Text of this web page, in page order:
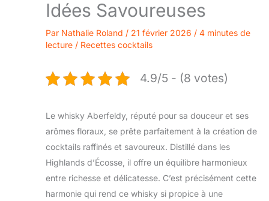
Idées Savoureuses
Par Nathalie Roland / 21 février 2026 / 4 minutes de
lecture / Recettes cocktails
4.9/5 - (8 votes)
Le whisky Aberfeldy, réputé pour sa douceur et ses
arômes floraux, se prête parfaitement à la création de
cocktails raffinés et savoureux. Distillé dans les
Highlands d’Écosse, il offre un équilibre harmonieux
entre richesse et délicatesse. C’est précisément cette
harmonie qui rend ce whisky si propice à une